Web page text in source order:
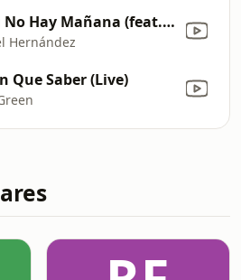
Por Si No Hay Mañana (feat. Samuel Hernández Hijo) [Live]
Hernández
Que Saber (Live)